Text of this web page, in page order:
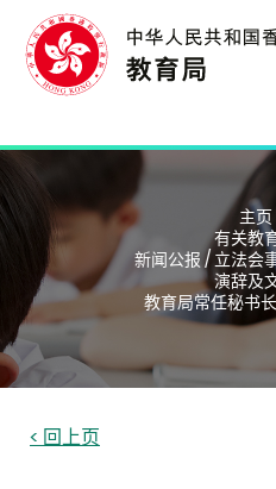
主页
有关教
新闻公报 / 立法会
演辞及
教育局常任秘书
< 回上页